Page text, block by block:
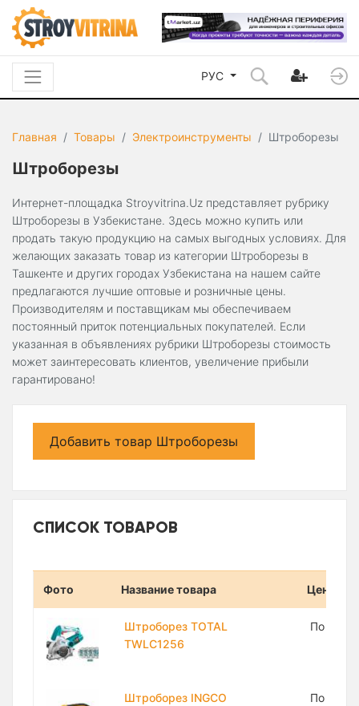
РУС
Главная Товары Электроинструменты Штроборезы
Штроборезы
Интернет-площадка Stroyvitrina.Uz представляет рубрику
Штроборезы в Узбекистане. Здесь можно купить или
продать такую продукцию на самых выгодных условиях. Для
желающих заказать товар из категории Штроборезы в
Ташкенте и других городах Узбекистана на нашем сайте
предлагаются лучшие оптовые и розничные цены.
Производителям и поставщикам мы обеспечиваем
постоянный приток потенциальных покупателей. Если
указанная в объявлениях рубрики Штроборезы стоимость
может заинтересовать клиентов, увеличение прибыли
гарантировано!
Добавить товар Штроборезы
СПИСОК ТОВАРОВ
Фото Название товара Цена
Штроборез TOTAL
TWLC1256
По
Штроборез INGCO
По